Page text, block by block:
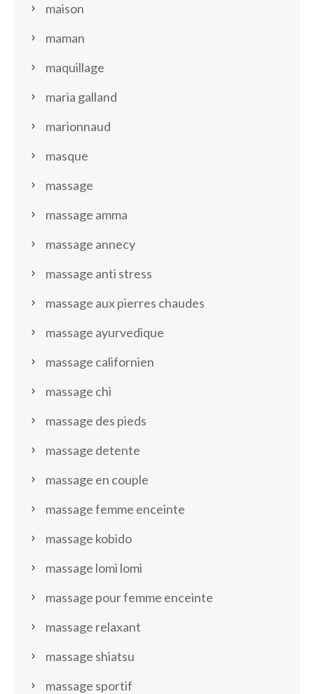
maison
maman
maquillage
maria galland
marionnaud
masque
massage
massage amma
massage annecy
massage anti stress
massage aux pierres chaudes
massage ayurvedique
massage californien
massage chi
massage des pieds
massage detente
massage en couple
massage femme enceinte
massage kobido
massage lomi lomi
massage pour femme enceinte
massage relaxant
massage shiatsu
massage sportif